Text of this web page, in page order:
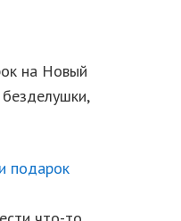
на Новый